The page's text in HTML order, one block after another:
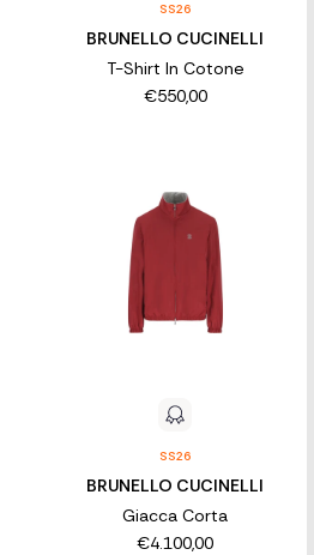
SS26
BRUNELLO CUCINELLI
T-Shirt In Cotone
€550,00
SS26
BRUNELLO CUCINELLI
Giacca Corta
€4.100,00